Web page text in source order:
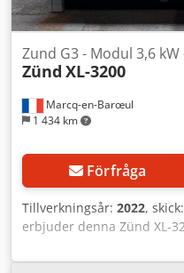
Marcq-en-Barœul
1 434 km
Zund G3 - Modul 3,6 kW
Zünd XL-3200
Förfråga
Tillverkningsår: 2022, skick:
erbjuder denna Zünd XL-
tillverkningsår 2022.
XL-3200 Serienummer: